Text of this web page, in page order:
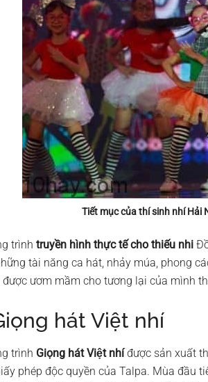
Tiết mục của thí sinh nhí Hải
trình truyền hình thực tế cho thiếu nhi
tài năng ca hát, nhảy múa, phong
được ươm mầm cho tương lại của mình
hát Việt nhí
trình Giọng hát Việt nhíđược sản xuất
phép độc quyền của Talpa. Mùa đầu